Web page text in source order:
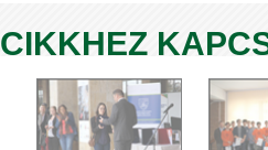
CIKKHEZ